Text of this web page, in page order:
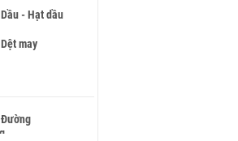
Dầu - Hạt dầu
Dệt may
Đường